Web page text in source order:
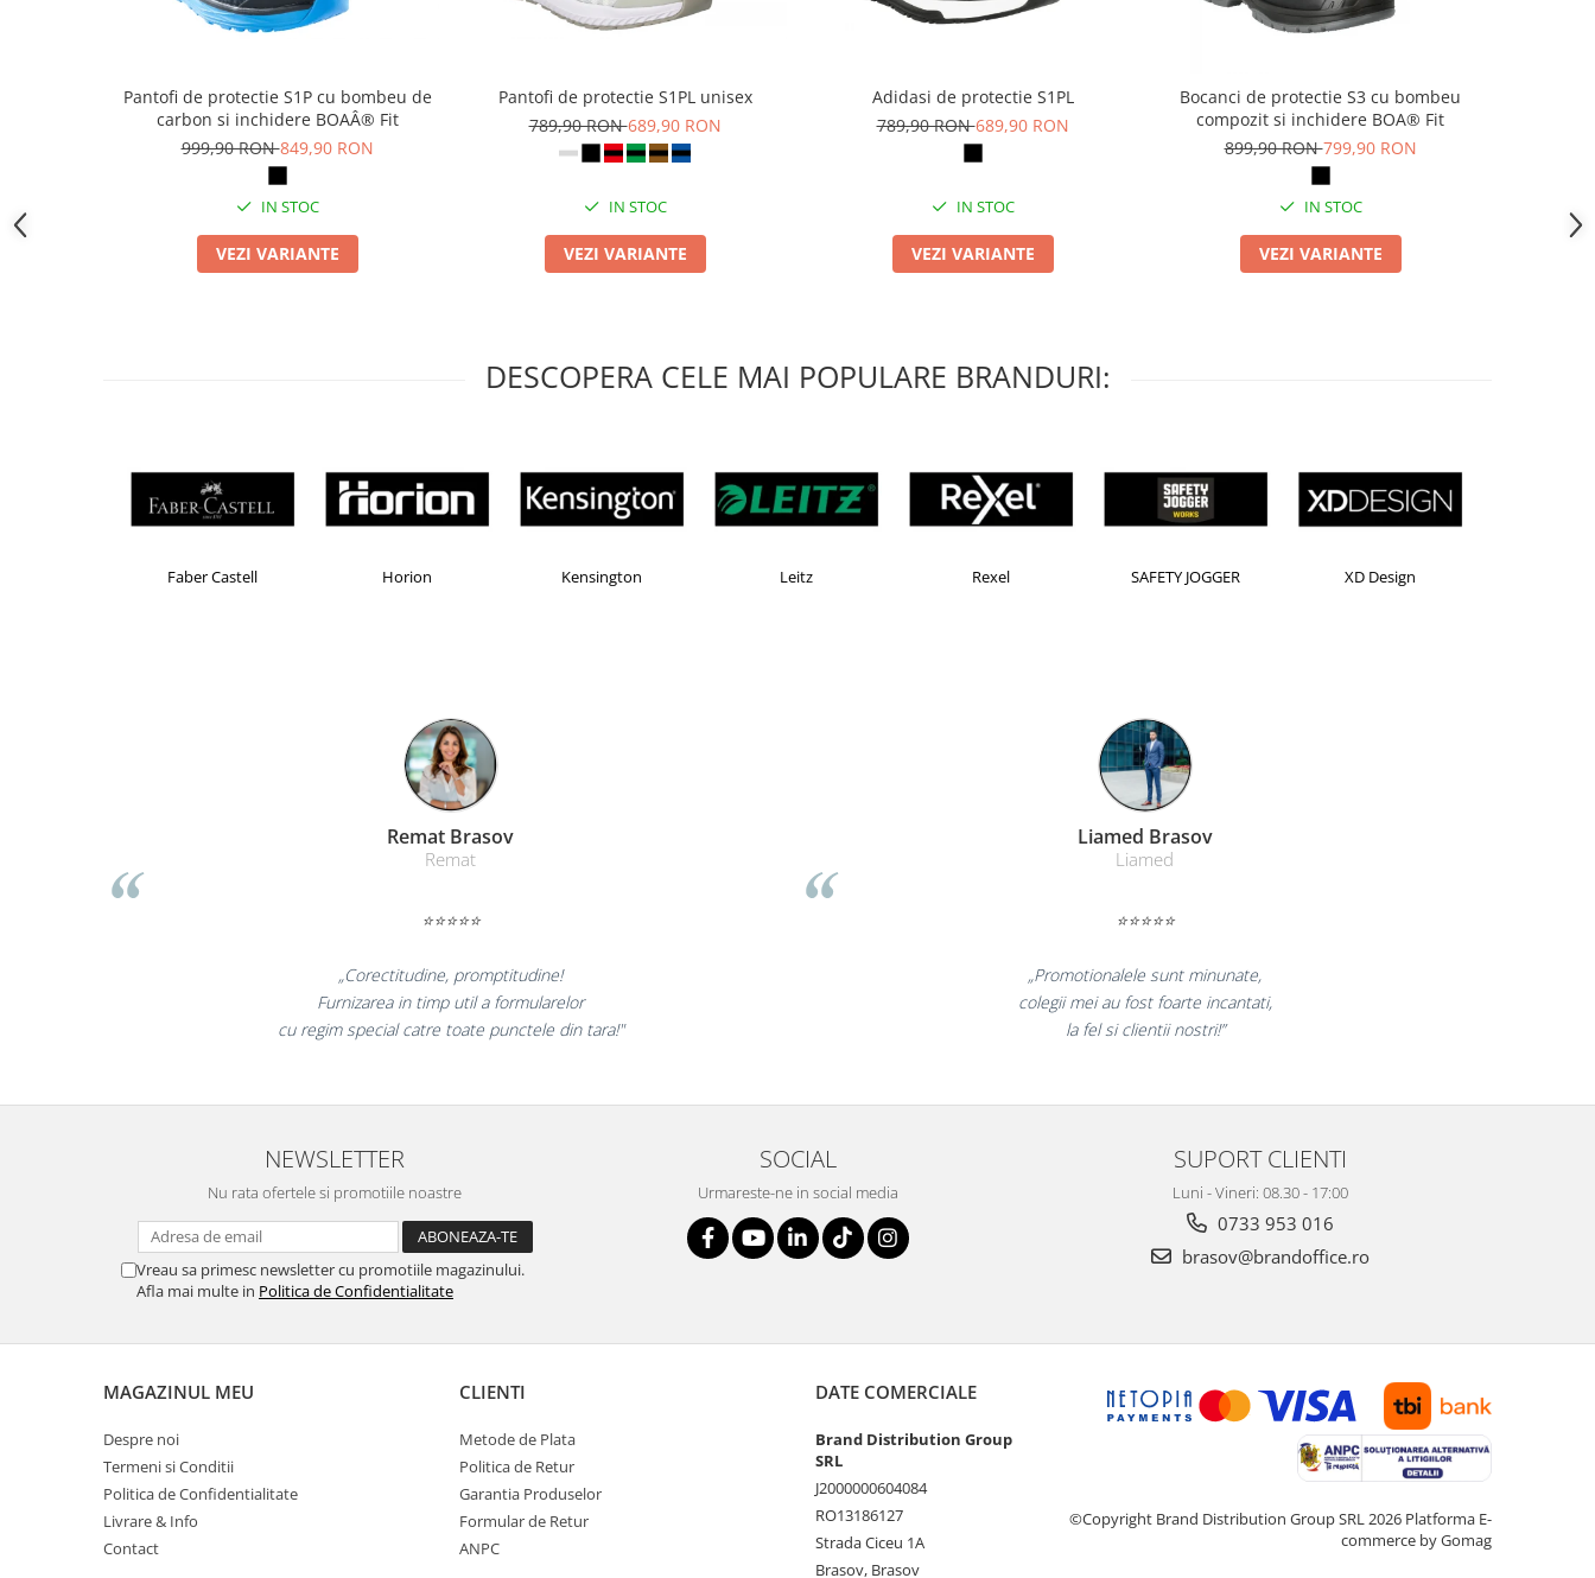
Incaltaminte
Incaltaminte de lucru si protectie
Ochelari de protectie si viziere
Sepci, caciuli si esarfe
Ecrane Interactive
Baterii si acumulatori
Cabluri si conectivitate
Incarcatoare wireless
Incarcatoare cu fir si auto
Accesorii localizare (FindMy)
Cartuse, tonere, consumabile PC
Standuri PC si suporturi
ergonomice
Pantofi de protectie S1P cu bombeu de
carbon si inchidere BOAÂ® Fit
999,90 RON849,90 RON
IN STOC
VEZI VARIANTE
Pantofi de protectie S1PL unisex
789,90 RON689,90 RON
IN STOC
VEZI VARIANTE
Adidasi de protectie S1PL
789,90 RON689,90 RON
IN STOC
VEZI VARIANTE
Bocanci de protectie S3 cu bombeu
compozit si inchidere BOA® Fit
899,90 RON799,90 RON
IN STOC
VEZI VARIANTE
DESCOPERA CELE MAI POPULARE BRANDURI:
Brand Product UP Horion Kensington
Liamed Brasov
Liamed
⭐⭐⭐⭐⭐
„Promotionalele sunt minunate,
colegii mei au fost foarte incantati,
la fel si clientii nostri!”
Farmacom Brasov
Farmacom
⭐⭐⭐⭐⭐
„Ne bucuram pentru reluarea colaborarii si
ne declaram multumiti pentru produsele plasate
si finalizate cu succes la timp."
NEWSLETTER
Nu rata ofertele si promotiile noastre
Vreau sa primesc newsletter cu promotiile magazinului.
Afla mai multe in Politica de Confidentialitate
SOCIAL
Urmareste-ne in social media
SUPORT CLIENTI
Luni - Vineri: 08.30 - 17:00
0733 953 016
brasov@brandoffice.ro
MAGAZINUL MEU
Despre noi
Termeni si Conditii
Politica de Confidentialitate
Livrare & Info
Contact
CLIENTI
Metode de Plata
Politica de Retur
Garantia Produselor
Formular de Retur
ANPC
DATE COMERCIALE
Brand Distribution Group
SRL
J2000000604084
RO13186127
Strada Ciceu 1A
Brasov, Brasov
©Copyright Brand Distribution Group SRL 2026 Platforma E-
commerce by Gomag